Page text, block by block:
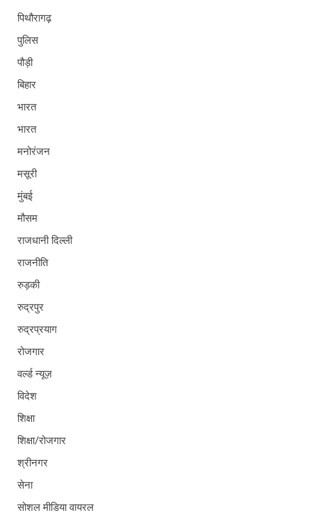
पिथौरागढ़
पुलिस
पौड़ी
बिहार
भारत
भारत
मनोरंजन
मसूरी
मुंबई
मौसम
राजधानी दिल्ली
राजनीति
रुड़की
रुद्रपुर
रुद्रप्रयाग
रोजगार
वर्ल्ड न्यूज़
विदेश
शिक्षा
शिक्षा/रोजगार
श्रीनगर
सेना
सोशल मीडिया वायरल